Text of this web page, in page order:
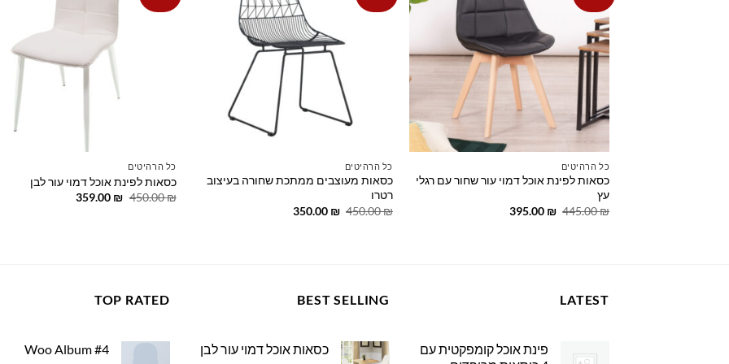
wishlist
כל הרהיטים
כסאות לפינת אוכל דמוי עור שחור עם רגלי
עץ
445.00₪
המחיר
395.00 ₪
המחיר
כל הרהיטים
כסאות מעוצבים ממתכת שחורה בעיצוב
רטרו
450.00₪
המחיר
350.00 ₪
המחיר
כל הרהיטים
כסאות לפינת אוכל דמוי עור לבן
450.00₪
המחיר
359.00 ₪
המחיר
LATEST
פינת אוכל קומפקטית עם
BEST SELLING
כסאות אוכל דמוי עור לבן
TOP RATED
Woo Album #4